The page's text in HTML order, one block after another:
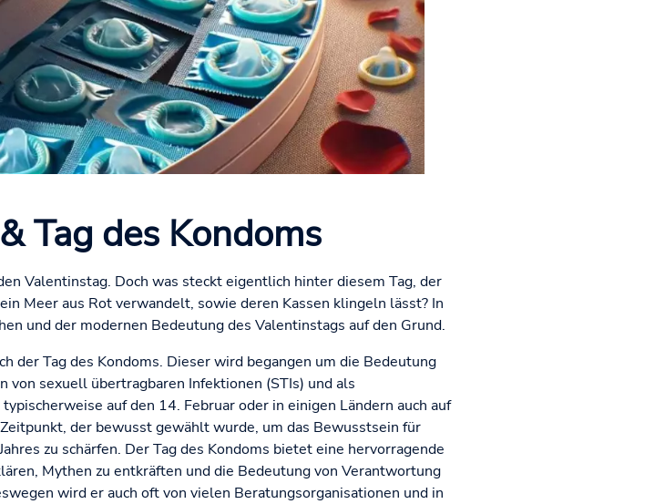
Tag des Kondoms
Valentinstag. Doch was steckt eigentlich hinter diesem Tag, der
Meer aus Rot verwandelt, sowie deren Kassen klingeln lässt? In
und der modernen Bedeutung des Valentinstags auf den Grund.
der Tag des Kondoms. Dieser wird begangen um die Bedeutung
sexuell übertragbaren Infektionen (STIs) und als
auf den 14. Februar oder in einigen Ländern auch auf
der bewusst gewählt wurde, um das Bewusstsein für
zu schärfen. Der Tag des Kondoms bietet eine hervorragende
Mythen zu entkräften und die Bedeutung von Verantwortung
wird er auch oft von vielen Beratungsorganisationen und in